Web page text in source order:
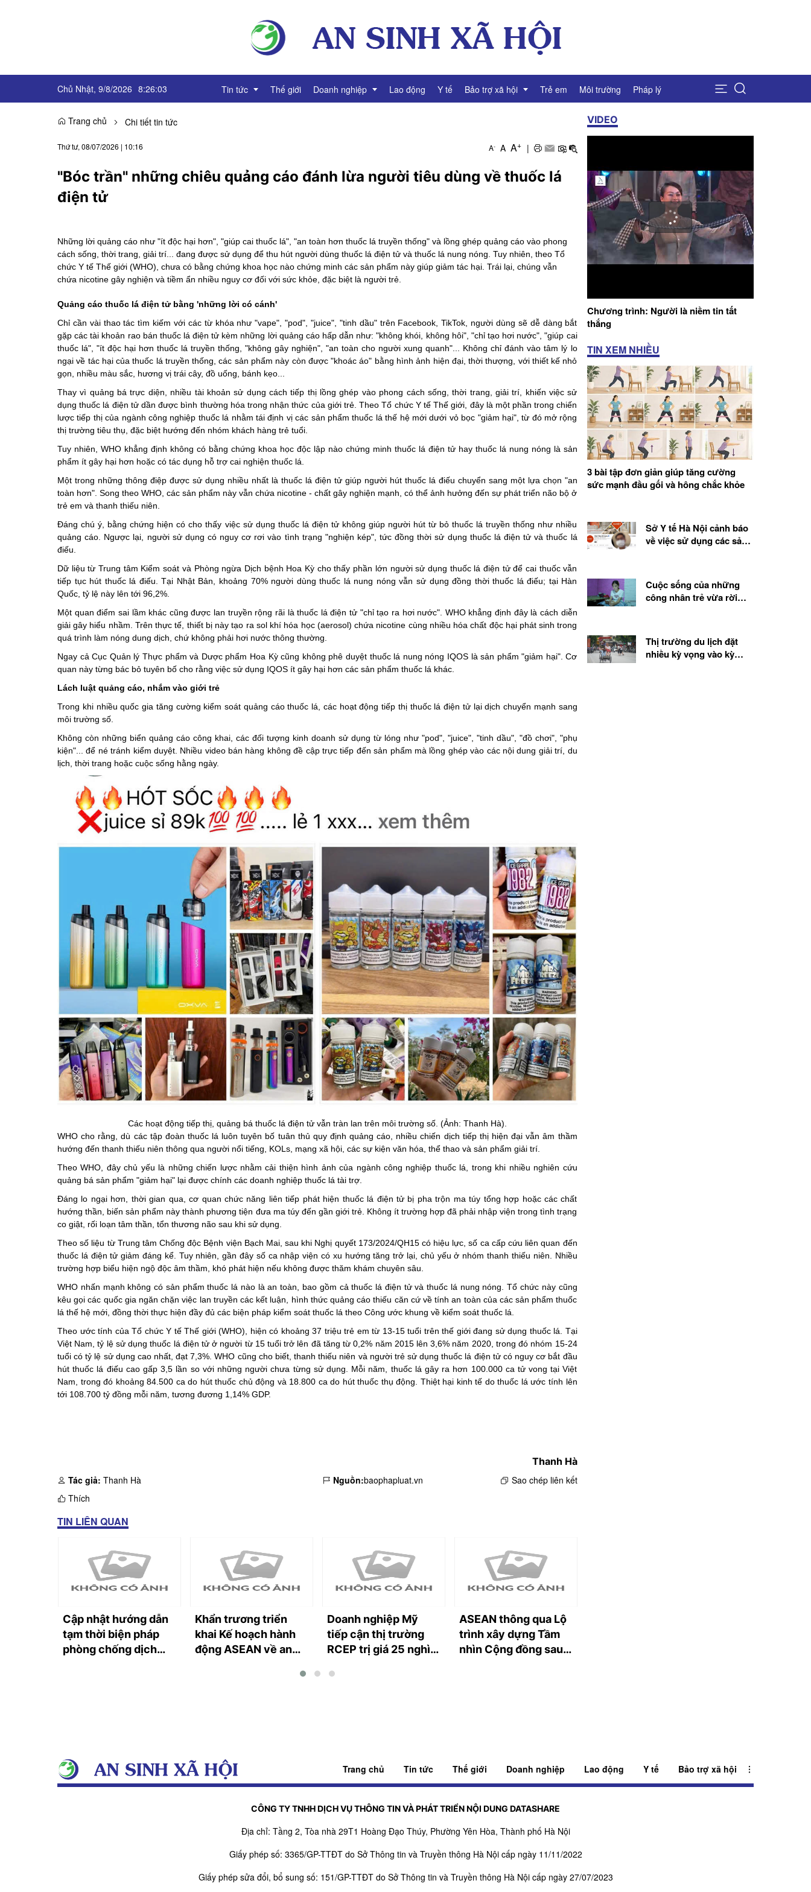
Chủ Nhật, 9/8/2026 8:26:04 Tin tức
Sự kiện
Emagazine
Thế giới Doanh nghiệp
Tài chính Doanh nghiệp
Lao động Y tế Bảo trợ xã hội
Giảm nghèo
Bình đẳng giới
Trẻ em Môi trường Pháp lý
Trang chủ Chi tiết tin tức
Thứ tư, 08/07/2026 | 10:16 A- A A+ |
"Bóc trần" những chiêu quảng cáo đánh lừa người tiêu dùng về thuốc lá
điện tử
Những lời quảng cáo như "ít độc hại hơn", "giúp cai thuốc lá", "an toàn hơn thuốc lá truyền thống" và lồng ghép quảng cáo vào phong
cách sống, thời trang, giải trí... đang được sử dụng để thu hút người dùng thuốc lá điện tử và thuốc lá nung nóng. Tuy nhiên, theo Tổ
chức Y tế Thế giới (WHO), chưa có bằng chứng khoa học nào chứng minh các sản phẩm này giúp giảm tác hại. Trái lại, chúng vẫn
chứa nicotine gây nghiện và tiềm ẩn nhiều nguy cơ đối với sức khỏe, đặc biệt là người trẻ.
Quảng cáo thuốc lá điện tử bằng 'những lời có cánh'
Chỉ cần vài thao tác tìm kiếm với các từ khóa như "vape", "pod", "juice", "tinh dầu" trên Facebook, TikTok, người dùng sẽ dễ dàng bắt
gặp các tài khoản rao bán thuốc lá điện tử kèm những lời quảng cáo hấp dẫn như: "không khói, không hôi", "chỉ tạo hơi nước", "giúp cai
thuốc lá", "ít độc hại hơn thuốc lá truyền thống, "không gây nghiện", "an toàn cho người xung quanh"... Không chỉ đánh vào tâm lý lo
ngại về tác hại của thuốc lá truyền thống, các sản phẩm này còn được "khoác áo" bằng hình ảnh hiện đại, thời thượng, với thiết kế nhỏ
gọn, nhiều màu sắc, hương vị trái cây, đồ uống, bánh kẹo...
Thay vì quảng bá trực diện, nhiều tài khoản sử dụng cách tiếp thị lồng ghép vào phong cách sống, thời trang, giải trí, khiến việc sử
dụng thuốc lá điện tử dần được bình thường hóa trong nhận thức của giới trẻ. Theo Tổ chức Y tế Thế giới, đây là một phần trong chiến
lược tiếp thị của ngành công nghiệp thuốc lá nhằm tái định vị các sản phẩm thuốc lá thế hệ mới dưới vỏ bọc "giảm hại", từ đó mở rộng
thị trường tiêu thụ, đặc biệt hướng đến nhóm khách hàng trẻ tuổi.
Tuy nhiên, WHO khẳng định không có bằng chứng khoa học độc lập nào chứng minh thuốc lá điện tử hay thuốc lá nung nóng là sản
phẩm ít gây hại hơn hoặc có tác dụng hỗ trợ cai nghiện thuốc lá.
Một trong những thông điệp được sử dụng nhiều nhất là thuốc lá điện tử giúp người hút thuốc lá điếu chuyển sang một lựa chọn "an
toàn hơn". Song theo WHO, các sản phẩm này vẫn chứa nicotine - chất gây nghiện mạnh, có thể ảnh hưởng đến sự phát triển não bộ ở
trẻ em và thanh thiếu niên.
Đáng chú ý, bằng chứng hiện có cho thấy việc sử dụng thuốc lá điện tử không giúp người hút từ bỏ thuốc lá truyền thống như nhiều
quảng cáo. Ngược lại, người sử dụng có nguy cơ rơi vào tình trạng "nghiện kép", tức đồng thời sử dụng thuốc lá điện tử và thuốc lá
điếu.
Dữ liệu từ Trung tâm Kiểm soát và Phòng ngừa Dịch bệnh Hoa Kỳ cho thấy phần lớn người sử dụng thuốc lá điện tử để cai thuốc vẫn
tiếp tục hút thuốc lá điếu. Tại Nhật Bản, khoảng 70% người dùng thuốc lá nung nóng vẫn sử dụng đồng thời thuốc lá điếu; tại Hàn
Quốc, tỷ lệ này lên tới 96,2%.
Một quan điểm sai lầm khác cũng được lan truyền rộng rãi là thuốc lá điện tử "chỉ tạo ra hơi nước". WHO khẳng định đây là cách diễn
giải gây hiểu nhầm. Trên thực tế, thiết bị này tạo ra sol khí hóa học (aerosol) chứa nicotine cùng nhiều hóa chất độc hại phát sinh trong
quá trình làm nóng dung dịch, chứ không phải hơi nước thông thường.
Ngay cả Cục Quản lý Thực phẩm và Dược phẩm Hoa Kỳ cũng không phê duyệt thuốc lá nung nóng IQOS là sản phẩm "giảm hại". Cơ
quan này từng bác bỏ tuyên bố cho rằng việc sử dụng IQOS ít gây hại hơn các sản phẩm thuốc lá khác.
Lách luật quảng cáo, nhắm vào giới trẻ
Trong khi nhiều quốc gia tăng cường kiểm soát quảng cáo thuốc lá, các hoạt động tiếp thị thuốc lá điện tử lại dịch chuyển mạnh sang
môi trường số.
Không còn những biển quảng cáo công khai, các đối tượng kinh doanh sử dụng từ lóng như "pod", "juice", "tinh dầu", "đồ chơi", "phụ
kiện"... để né tránh kiểm duyệt. Nhiều video bán hàng không đề cập trực tiếp đến sản phẩm mà lồng ghép vào các nội dung giải trí, du
lịch, thời trang hoặc cuộc sống hằng ngày.
Các hoạt động tiếp thị, quảng bá thuốc lá điện tử vẫn tràn lan trên môi trường số. (Ảnh: Thanh Hà).
WHO cho rằng, dù các tập đoàn thuốc lá luôn tuyên bố tuân thủ quy định quảng cáo, nhiều chiến dịch tiếp thị hiện đại vẫn âm thầm
hướng đến thanh thiếu niên thông qua người nổi tiếng, KOLs, mạng xã hội, các sự kiện văn hóa, thể thao và sản phẩm giải trí.
Theo WHO, đây chủ yếu là những chiến lược nhằm cải thiện hình ảnh của ngành công nghiệp thuốc lá, trong khi nhiều nghiên cứu
quảng bá sản phẩm "giảm hại" lại được chính các doanh nghiệp thuốc lá tài trợ.
Đáng lo ngại hơn, thời gian qua, cơ quan chức năng liên tiếp phát hiện thuốc lá điện tử bị pha trộn ma túy tổng hợp hoặc các chất
hướng thần, biến sản phẩm này thành phương tiện đưa ma túy đến gần giới trẻ. Không ít trường hợp đã phải nhập viện trong tình trạng
co giật, rối loạn tâm thần, tổn thương não sau khi sử dụng.
Theo số liệu từ Trung tâm Chống độc Bệnh viện Bạch Mai, sau khi Nghị quyết 173/2024/QH15 có hiệu lực, số ca cấp cứu liên quan đến
thuốc lá điện tử giảm đáng kể. Tuy nhiên, gần đây số ca nhập viện có xu hướng tăng trở lại, chủ yếu ở nhóm thanh thiếu niên. Nhiều
trường hợp biểu hiện ngộ độc âm thầm, khó phát hiện nếu không được thăm khám chuyên sâu.
WHO nhấn mạnh không có sản phẩm thuốc lá nào là an toàn, bao gồm cả thuốc lá điện tử và thuốc lá nung nóng. Tổ chức này cũng
kêu gọi các quốc gia ngăn chặn việc lan truyền các kết luận, hình thức quảng cáo thiếu căn cứ về tính an toàn của các sản phẩm thuốc
lá thế hệ mới, đồng thời thực hiện đầy đủ các biện pháp kiểm soát thuốc lá theo Công ước khung về kiểm soát thuốc lá.
Theo ước tính của Tổ chức Y tế Thế giới (WHO), hiện có khoảng 37 triệu trẻ em từ 13-15 tuổi trên thế giới đang sử dụng thuốc lá. Tại
Việt Nam, tỷ lệ sử dụng thuốc lá điện tử ở người từ 15 tuổi trở lên đã tăng từ 0,2% năm 2015 lên 3,6% năm 2020, trong đó nhóm 15-24
tuổi có tỷ lệ sử dụng cao nhất, đạt 7,3%. WHO cũng cho biết, thanh thiếu niên và người trẻ sử dụng thuốc lá điện tử có nguy cơ bắt đầu
hút thuốc lá điếu cao gấp 3,5 lần so với những người chưa từng sử dụng. Mỗi năm, thuốc lá gây ra hơn 100.000 ca tử vong tại Việt
Nam, trong đó khoảng 84.500 ca do hút thuốc chủ động và 18.800 ca do hút thuốc thụ động. Thiệt hại kinh tế do thuốc lá ước tính lên
tới 108.700 tỷ đồng mỗi năm, tương đương 1,14% GDP.
Thanh Hà
Tác giả: Thanh Hà Nguồn:baophapluat.vn
Sao chép liên kết
Thích
TIN LIÊN QUAN
Cập nhật hướng dẫn
tạm thời biện pháp
phòng chống dịch
Khẩn trương triển
khai Kế hoạch hành
động ASEAN về an
Doanh nghiệp Mỹ
tiếp cận thị trường
RCEP trị giá 25 nghìn
hiệp định hiện có
ASEAN thông qua Lộ
trình xây dựng Tầm
nhìn Cộng đồng sau
VIDEO
Chương trình: Người là niềm tin tất
thắng
TIN XEM NHIỀU
3 bài tập đơn giản giúp tăng cường
sức mạnh đầu gối và hông chắc khỏe
Sở Y tế Hà Nội cảnh báo
về việc sử dụng các sản
Cuộc sống của những
công nhân trẻ vừa rời
Thị trường du lịch đặt
nhiều kỳ vọng vào kỳ
Trang chủ Tin tức Thế giới Doanh nghiệp Lao động Y tế Bảo trợ xã hội
CÔNG TY TNHH DỊCH VỤ THÔNG TIN VÀ PHÁT TRIỂN NỘI DUNG DATASHARE
Địa chỉ: Tầng 2, Tòa nhà 29T1 Hoàng Đạo Thúy, Phường Yên Hòa, Thành phố Hà Nội
Giấy phép số: 3365/GP-TTĐT do Sở Thông tin và Truyền thông Hà Nội cấp ngày 11/11/2022
Giấy phép sửa đổi, bổ sung số: 151/GP-TTĐT do Sở Thông tin và Truyền thông Hà Nội cấp ngày 27/07/2023